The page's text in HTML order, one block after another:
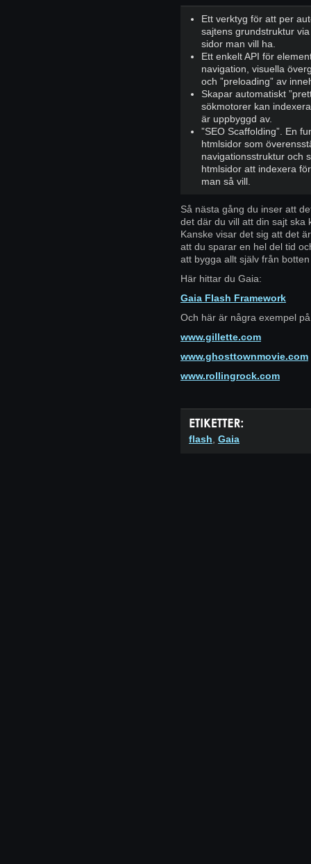
Ett verktyg för att per
sajtens grundstruktur
sidor man vill ha.
Ett enkelt API för
navigation, visuella
och ”preloading” av
Skapar automatiskt
sökmotorer kan
är uppbyggd av.
”SEO Scaffolding”. En
htmlsidor som
navigationsstruktur och
htmlsidor att indexera
man så vill.
Så nästa gång du inser att
det där du vill att din sajt ska
Kanske visar det sig att det
att du sparar en hel del tid
att bygga allt själv från
Här hittar du Gaia:
Gaia Flash Framework
Och här är några exempel
www.gillette.com
www.ghosttownmovie.com
www.rollingrock.com
flash Gaia